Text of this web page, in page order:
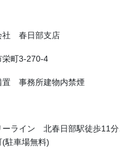
社 春日部支店
栄町3-270-4
置 事務所建物内禁煙
ーライン 北春日部駅徒歩11
(駐車場無料)